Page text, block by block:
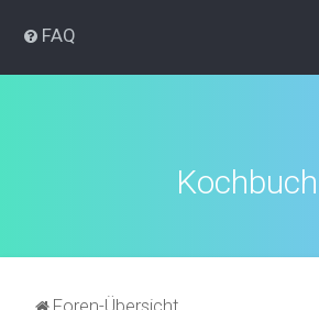
FAQ
Kochbuch
Foren-Übersicht